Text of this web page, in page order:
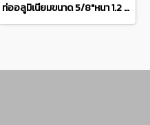
ท่ออลูมิเนียมขนาด 5/8"หนา 1.2 มิลเกรด 6063 Aluminum pipe แบ่งขายความยาว 10 เซนติเมตร